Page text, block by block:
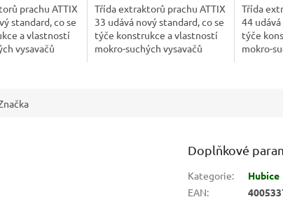
prachu ATTIX
standard, co se
a vlastností
vysavačů
Třída extraktorů prachu ATTIX
33 udává nový standard, co se
týče konstrukce a vlastností
mokro-suchých vysavačů
Třída
44
týče
mokro-
Doplňkové
Kategorie:
Hubice
EAN: